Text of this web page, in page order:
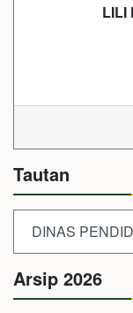
LILI
Tautan
DINAS
Arsip 2026